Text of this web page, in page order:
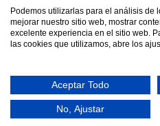
Política de calidad
Declaración
© 2026·Ver 1.0·Formacion
Podemos utilizarlas para el análisis de
mejorar nuestro sitio web, mostrar
excelente experiencia en el sitio web.
las cookies que utilizamos, abre los
Aceptar Todo
No, Ajustar